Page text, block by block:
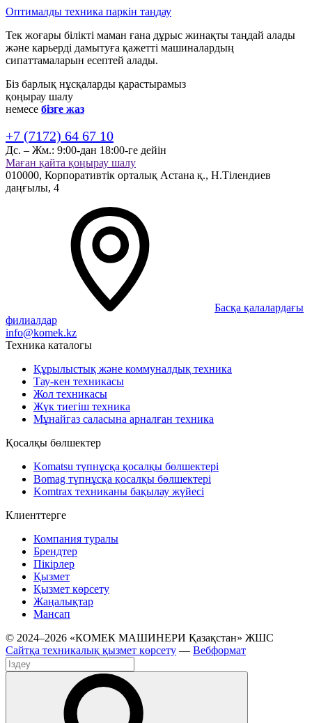
Оптималды техника паркін таңдау
Тек жоғары білікті маман ғана дұрыс жинақты таңдай алады
және карьерді дамытуға қажетті машиналардың
сипаттамаларын есептей алады.
Біз барлық нұсқаларды қарастырамыз
қоңырау шалу
немесе бізге жаз
+7 (7172) 64 67 10
Дс. – Жм.: 9:00-дан 18:00-ге дейін
Маған қайта қоңырау шалу
010000, Корпоративтік орталық Астана қ., Н.Тілендиев
даңғылы, 4
Басқа қалалардағы
филиалдар
info@komek.kz
Техника каталогы
Құрылыстық және коммуналдық техника
Тау-кен техникасы
Жол техникасы
Жүк тиегіш техника
Мұнайгаз саласына арналған техника
Қосалқы бөлшектер
Komatsu түпнұсқа қосалқы бөлшектері
Bomag түпнұсқа қосалқы бөлшектері
Komtrax техниканы бақылау жүйесі
Клиенттерге
Компания туралы
Брендтер
Пікірлер
Қызмет
Қызмет көрсету
Жаңалықтар
Мансап
© 2024–2026 «КОМЕК МАШИНЕРИ Қазақстан» ЖШС
Сайтқа техникалық қызмет көрсету — Вебформат